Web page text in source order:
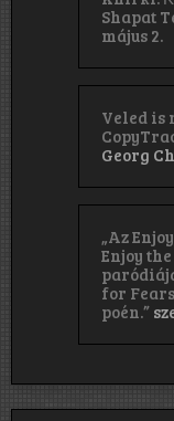
Shapat
május 2.
Veled is
Georg
„Az
Enjoy
for
poén.”